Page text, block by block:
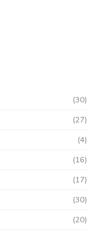
(30)
(27)
(4)
(16)
(17)
(30)
(20)